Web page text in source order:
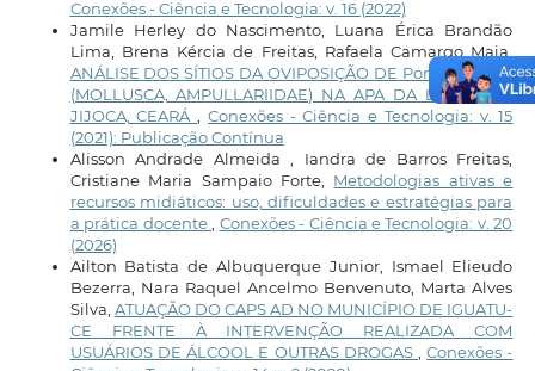
Conexões - Ciência e Tecnologia: v. 16 (2022)
Jamile Herley do Nascimento, Luana Érica Brandão
Lima, Brena Kércia de Freitas, Rafaela Camargo Maia,
ANÁLISE DOS SÍTIOS DA OVIPOSIÇÃO DE Pomacea spp.
(MOLLUSCA, AMPULLARIIDAE) NA APA DA LAGOA DE
JIJOCA, CEARÁ
Conexões - Ciência e Tecnologia: v. 15
(2021): Publicação Contínua
Alisson Andrade Almeida , Iandra de Barros Freitas,
Cristiane Maria Sampaio Forte, Metodologias ativas e
recursos midiáticos: uso, dificuldades e estratégias para
a prática docente
Conexões - Ciência e Tecnologia: v. 20
(2026)
Ailton Batista de Albuquerque Junior, Ismael Elieudo
Bezerra, Nara Raquel Ancelmo Benvenuto, Marta Alves
Silva, ATUAÇÃO DO CAPS AD NO MUNICÍPIO DE IGUATU-
CE FRENTE À INTERVENÇÃO REALIZADA COM
USUÁRIOS DE ÁLCOOL E OUTRAS DROGAS
,Conexões -